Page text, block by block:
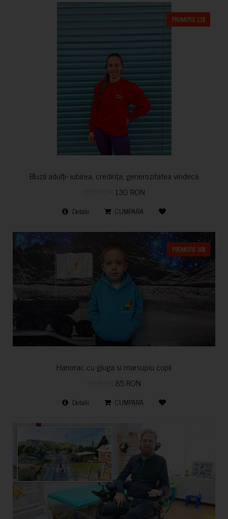
PROMOTIE 13%
Bluză adulți- iubirea, credința, generozitatea vindecă
130 RON
Detalii CUMPARA
PROMOTIE 10%
Hanorac cu gluga si marsupiu copii
85 RON
Detalii CUMPARA